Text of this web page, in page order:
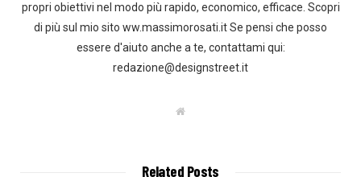
propri obiettivi nel modo più rapido, economico, efficace. Scopri
di più sul mio sito ww.massimorosati.it Se pensi che posso
essere d'aiuto anche a te, contattami qui:
redazione@designstreet.it
W
Related Posts